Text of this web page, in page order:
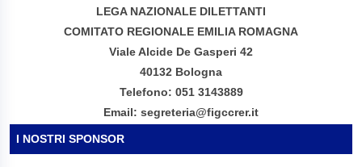
LEGA NAZIONALE DILETTANTI
COMITATO REGIONALE EMILIA ROMAGNA
Viale Alcide De Gasperi 42
40132 Bologna
Telefono: 051 3143889
Email: segreteria@figccrer.it
I NOSTRI SPONSOR